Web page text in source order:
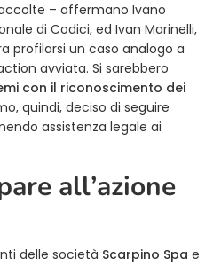
– affermano Ivano
di Codici, ed Ivan Marinelli,
profilarsi un caso analogo a
avviata. Si sarebbero
con il riconoscimento dei
quindi, deciso di seguire
assistenza legale ai
all’azione
delle società Scarpino Spa e